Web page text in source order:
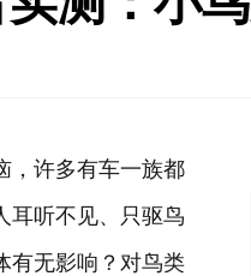
，许多有车一族都
耳听不见、只驱鸟
有无影响？对鸟类